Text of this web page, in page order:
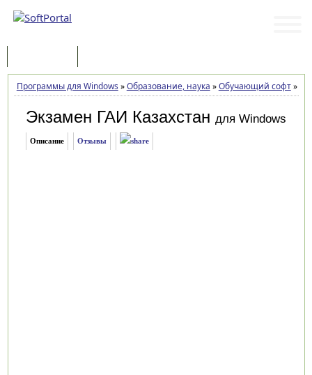
Программы для Windows »Образование, наука »Обучающий софт»
Экзамен ГАИ Казахстан для Windows
Описание Отзывы